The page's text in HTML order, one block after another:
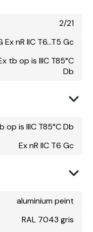
2/21
Ex nR IIC T6...T5 Gc
tb op is IIIC T85°C
Db
op is IIIC T85°C Db
Ex nR IIC T6 Gc
aluminium peint
RAL 7043 gris